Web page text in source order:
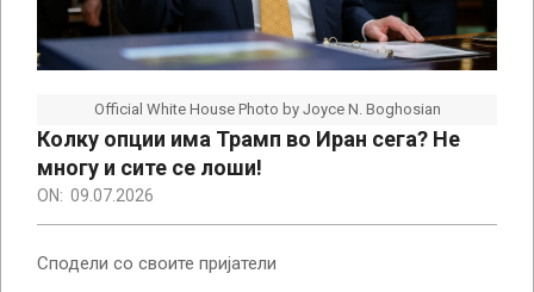
Official White House Photo by Joyce N. Boghosian
Колку опции има Трамп во Иран сега? Не
многу и сите се лоши!
ON: 09.07.2026
Сподели со своите пријатели